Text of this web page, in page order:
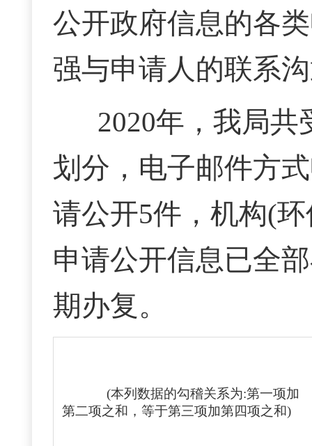
公开政府信息的各
强与申请人的联系
2020年，我局
划分，电子邮件方
请公开5件，机构(
申请公开信息已全
期办复。
(本列数据的勾稽关系为:第一项加
第二项之和，等于第三项加第四项之和)